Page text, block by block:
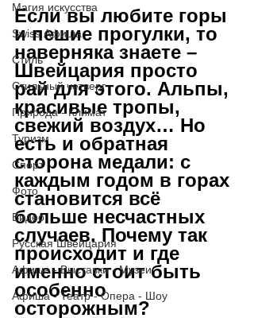
Магия искусства
Swiss Афиша
Стиль
Стильный четверг
Природа - Климат
Туризм
Спорт
Фото
Видео
Русская Швейцария
Афиша - Выставки - Музеи
Афиша - Театр - Опера - Шоу
Если вы любите горы
и пешие прогулки, то
наверняка знаете –
Швейцария просто
рай для этого. Альпы,
красивые тропы,
свежий воздух… Но
есть и обратная
сторона медали: с
каждым годом в горах
становится всё
больше несчастных
случаев. Почему так
происходит и где
именно стоит быть
особенно
осторожным?